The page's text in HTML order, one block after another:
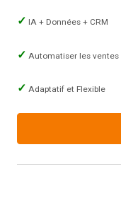
IA + Données + CRM
Automatiser les ventes
Adaptatif et Flexible